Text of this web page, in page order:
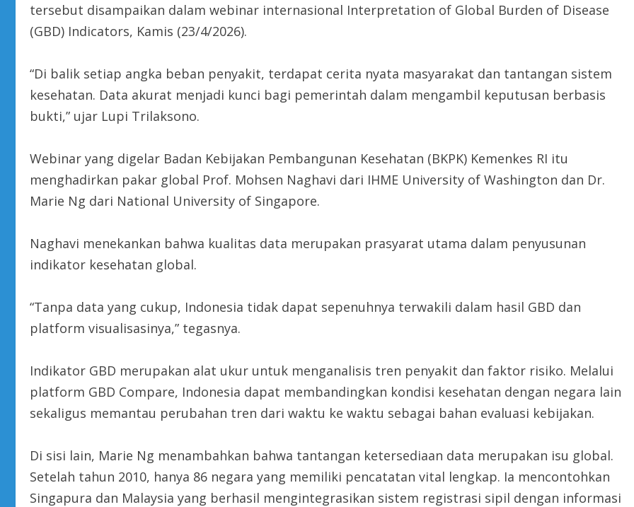
tersebut disampaikan dalam webinar internasional Interpretation of Global Burden of Disease
(GBD) Indicators, Kamis (23/4/2026).
“Di balik setiap angka beban penyakit, terdapat cerita nyata masyarakat dan tantangan sistem
kesehatan. Data akurat menjadi kunci bagi pemerintah dalam mengambil keputusan berbasis
bukti,” ujar Lupi Trilaksono.
Webinar yang digelar Badan Kebijakan Pembangunan Kesehatan (BKPK) Kemenkes RI itu
menghadirkan pakar global Prof. Mohsen Naghavi dari IHME University of Washington dan Dr.
Marie Ng dari National University of Singapore.
Naghavi menekankan bahwa kualitas data merupakan prasyarat utama dalam penyusunan
indikator kesehatan global.
“Tanpa data yang cukup, Indonesia tidak dapat sepenuhnya terwakili dalam hasil GBD dan
platform visualisasinya,” tegasnya.
Indikator GBD merupakan alat ukur untuk menganalisis tren penyakit dan faktor risiko. Melalui
platform GBD Compare, Indonesia dapat membandingkan kondisi kesehatan dengan negara lain
sekaligus memantau perubahan tren dari waktu ke waktu sebagai bahan evaluasi kebijakan.
Di sisi lain, Marie Ng menambahkan bahwa tantangan ketersediaan data merupakan isu global.
Setelah tahun 2010, hanya 86 negara yang memiliki pencatatan vital lengkap. Ia mencontohkan
Singapura dan Malaysia yang berhasil mengintegrasikan sistem registrasi sipil dengan informasi